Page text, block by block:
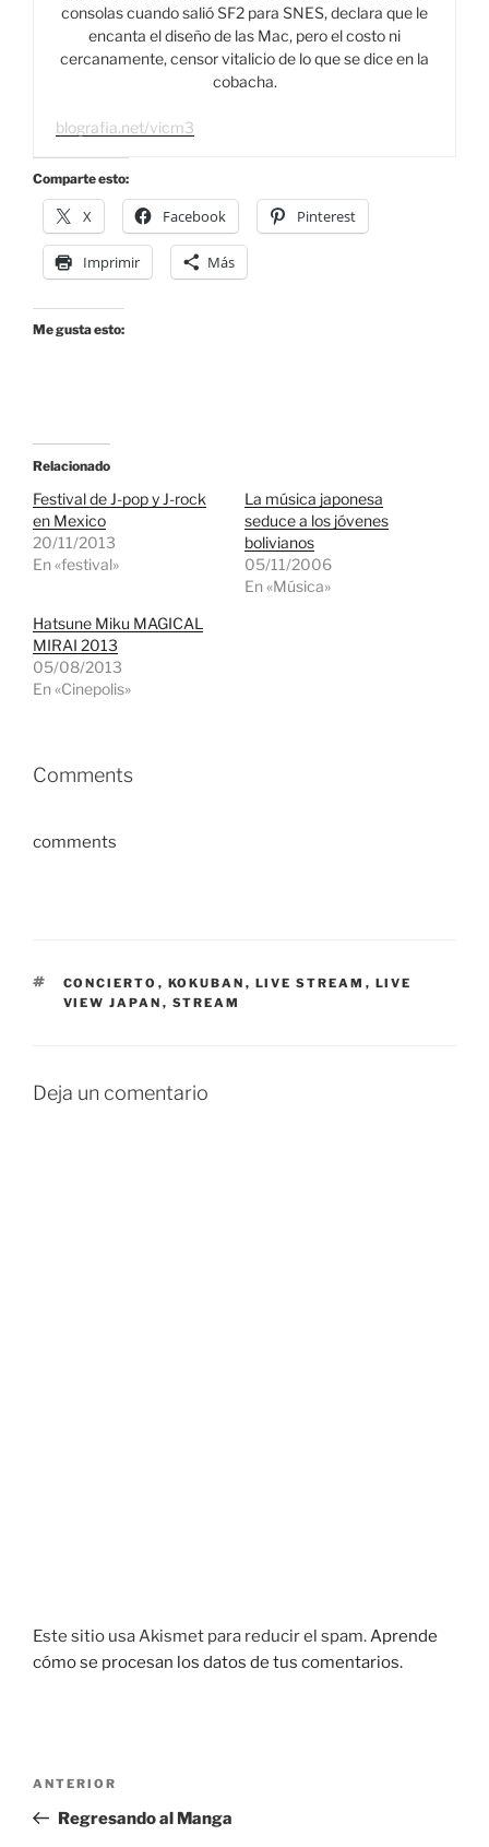
consolas cuando salió SF2 para SNES, declara que le
encanta el diseño de las Mac, pero el costo ni
cercanamente, censor vitalicio de lo que se dice en la
cobacha.
blografia.net/vicm3
Comparte esto:
X Facebook Pinterest
Imprimir Más
Me gusta esto:
Relacionado
Festival de J-pop y J-rock
en Mexico
20/11/2013
En «festival»
La música japonesa
seduce a los jóvenes
bolivianos
05/11/2006
En «Música»
Hatsune Miku MAGICAL
MIRAI 2013
05/08/2013
En «Cinepolis»
Comments
comments
ETIQUETAS
CONCIERTO , KOKUBAN , LIVE STREAM , LIVE
VIEW JAPAN , STREAM
Deja un comentario
Este sitio usa Akismet para reducir el spam.Aprende
cómo se procesan los datos de tus comentarios.
entradas
Entrada
anterior:
ANTERIOR
Regresando al Manga